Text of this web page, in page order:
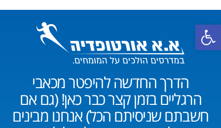
הדרך החדשה להיפטר מכאבי
הרגליים בזמן קצר כבר כאן! (גם אם
חשבתם שניסיתם הכל) אנחנו מבינים
פתח סרגל נגישות